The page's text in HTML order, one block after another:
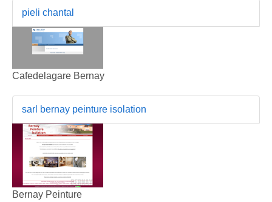
pieli chantal
Cafedelagare Bernay
sarl bernay peinture isolation
Bernay Peinture